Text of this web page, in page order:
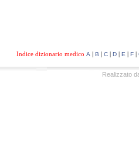
Indice dizionario medico A | B | C| D| E | F|
Realizzato